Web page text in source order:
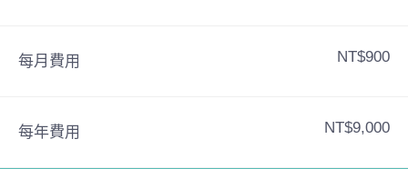
每月費用 NT$900
每年費用 NT$9,000